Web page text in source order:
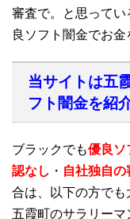
審査で。と思って
良ソフト闇金でお金
当サイトは五
フト闇金を紹
ブラックでも優良ソ
認なし ・ 自社独自の
合は、以下の方でも
五霞町のサラリー